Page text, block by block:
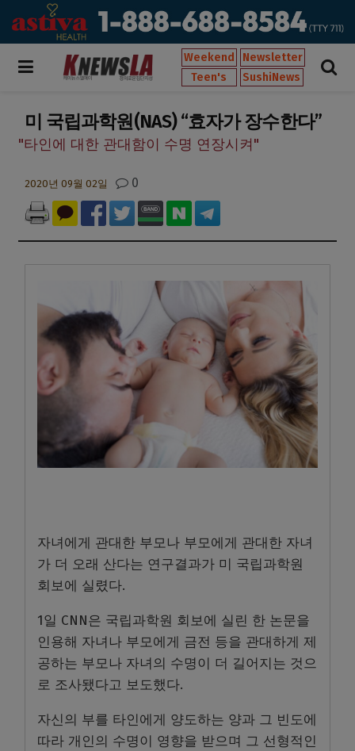
Weekend
Newsletter
Teen's
SushiNews
미 국립과학원(NAS) “효자가 장수한다”
"타인에 대한 관대함이 수명 연장시켜"
2020년 09월 02일 0
자녀에게 관대한 부모나 부모에게 관대한 자녀
가 더 오래 산다는 연구결과가 미 국립과학원
회보에 실렸다.
1일 CNN은 국립과학원 회보에 실린 한 논문을
인용해 자녀나 부모에게 금전 등을 관대하게 제
공하는 부모나 자녀의 수명이 더 길어지는 것으
로 조사됐다고 보도했다.
자신의 부를 타인에게 양도하는 양과 그 빈도에
따라 개인의 수명이 영향을 받으며 그 선형적인